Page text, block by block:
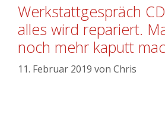
Werkstattgespräch
alles wird repariert.
noch mehr kaputt
11. Februar 2019 von Chris